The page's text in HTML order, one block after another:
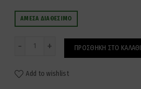
ΆΜΕΣΑ ΔΙΑΘΈΣΙΜΟ
ΠΡΟΣΘΉΚΗ ΣΤΟ ΚΑΛΆΘΙ
Add to wishlist